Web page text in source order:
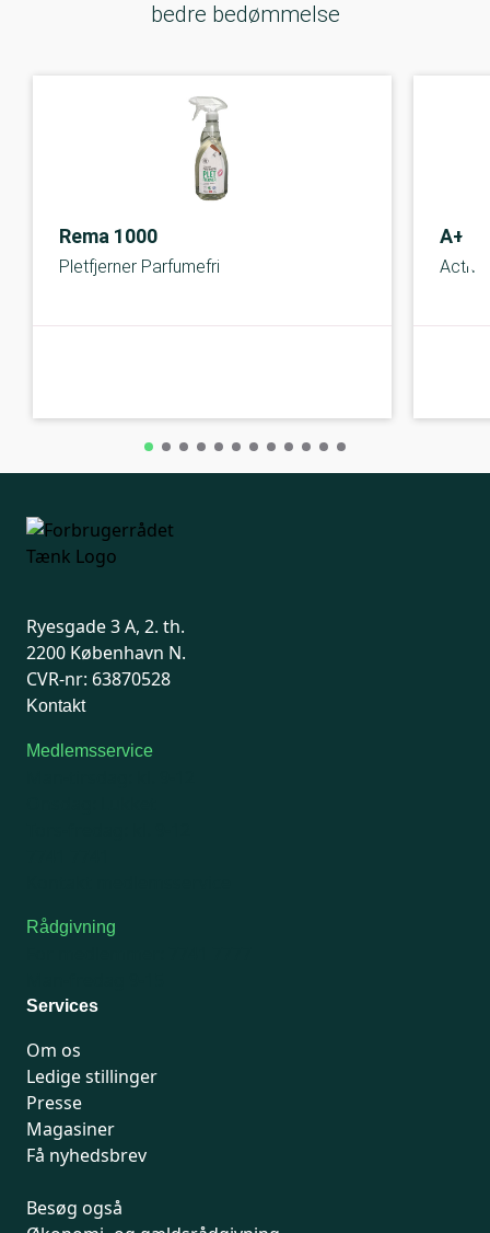
bedre bedømmelse
Rema 1000
Pletfjerner Parfumefri
A+
Ryesgade 3 A, 2. th.
2200 København N.
CVR-nr: 63870528
Kontakt
Medlemsservice
Rådgivning
Services
Om os
Ledige stillinger
Presse
Magasiner
Få nyhedsbrev
Besøg også